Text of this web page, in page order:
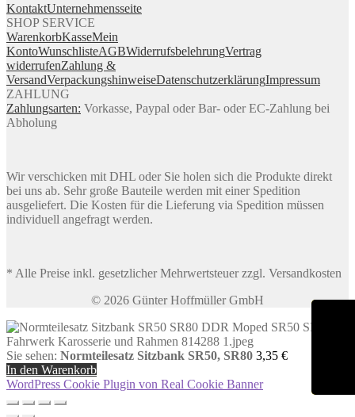
KontaktUnternehmensseite
SHOP SERVICE
WarenkorbKasseMein
KontoWunschlisteAGBWiderrufsbelehrungVertrag
widerrufenZahlung &
VersandVerpackungshinweiseDatenschutzerklärungImpressum
ZAHLUNG
Zahlungsarten: Vorkasse, Paypal oder Bar- oder EC-Zahlung bei
Abholung
Wir verschicken mit DHL oder Sie holen sich die Produkte direkt
bei uns ab. Sehr große Bauteile werden mit einer Spedition
ausgeliefert. Die Kosten für die Lieferung via Spedition müssen
individuell angefragt werden.
* Alle Preise inkl. gesetzlicher Mehrwertsteuer zzgl. Versandkosten
© 2026 Günter Hoffmüller GmbH
Sie sehen: Normteilesatz Sitzbank SR50, SR80 3,35 €
In den Warenkorb
WordPress Cookie Plugin von Real Cookie Banner